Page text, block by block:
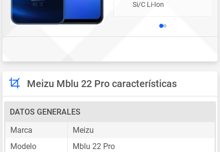
Si/C Li-Ion
Meizu Mblu 22 Pro características
DATOS GENERALES
Marca
Meizu
Modelo
Mblu 22 Pro